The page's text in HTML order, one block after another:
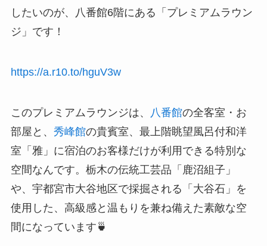
したいのが、八番館6階にある「プレミアムラウン
ジ」です！
https://a.r10.to/hguV3w
このプレミアムラウンジは、 八番館の全客室・お
部屋と、 秀峰館の貴賓室、最上階眺望風呂付和洋
室「雅」に宿泊のお客様だけが利用できる特別な
空間なんです。栃木の伝統工芸品「鹿沼組子」
や、宇都宮市大谷地区で採掘される「大谷石」を
使用した、高級感と温もりを兼ね備えた素敵な空
間になっています🍵